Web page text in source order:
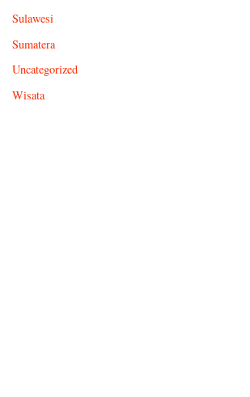
Sulawesi
Sumatera
Uncategorized
Wisata